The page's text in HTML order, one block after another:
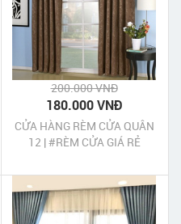
200.000 VNĐ
180.000 VNĐ
CỬA HÀNG RÈM CỬA QUÂN
12 | #RÈM CỬA GIÁ RẺ